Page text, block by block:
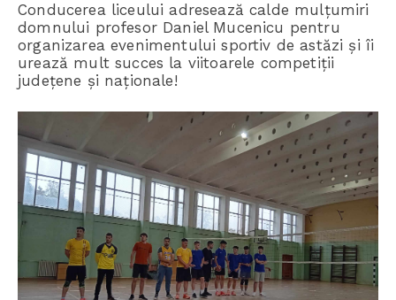
Conducerea liceului adresează calde mulțumiri
domnului profesor Daniel Mucenicu pentru
organizarea evenimentului sportiv de astăzi și îi
urează mult succes la viitoarele competiții
județene și naționale!